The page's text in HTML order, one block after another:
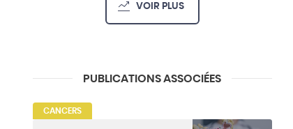
VOIR PLUS
PUBLICATIONS ASSOCIÉES
CANCERS